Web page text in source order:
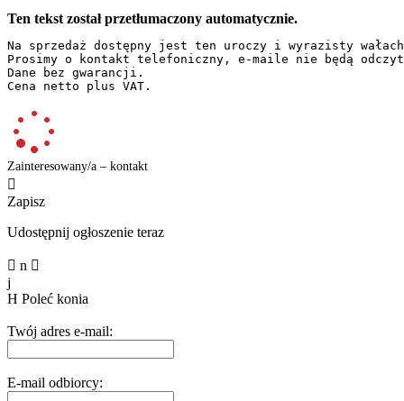
Ten tekst został przetłumaczony automatycznie.
Na sprzedaż dostępny jest ten uroczy i wyrazisty
Prosimy o kontakt telefoniczny, e-maile nie będą
Dane bez gwarancji.
Cena netto plus VAT.
Zainteresowany/a – kontakt

Zapisz
Udostępnij ogłoszenie teraz
 n 
j
H Poleć konia
Twój adres e-mail:
E-mail odbiorcy: